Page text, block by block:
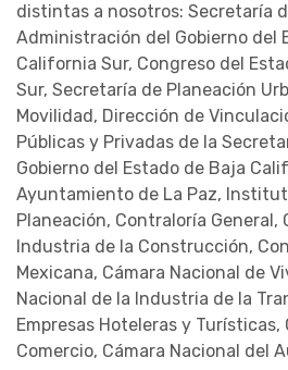
distintas a nosotros: Secretaría
Administración del Gobierno del
California Sur, Congreso del
Sur, Secretaría de Planeación
Movilidad, Dirección de
Públicas y Privadas de la
Gobierno del Estado de Baja
Ayuntamiento de La Paz,
Planeación, Contraloría General,
Industria de la Construcción,
Mexicana, Cámara Nacional de
Nacional de la Industria de la
Empresas Hoteleras y Turísticas,
Comercio, Cámara Nacional del